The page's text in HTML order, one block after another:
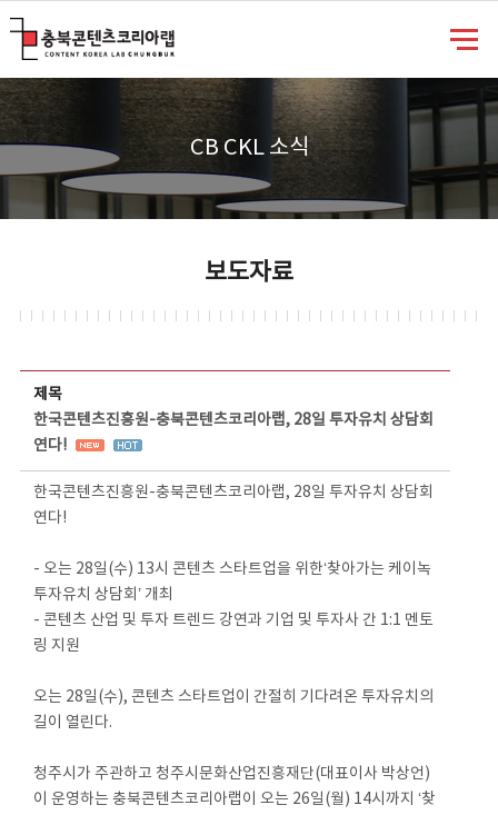
CB CKL 소식
보도자료
제목
한국콘텐츠진흥원-충북콘텐츠코리아랩, 28일 투자유치 상담회
연다!
한국콘텐츠진흥원-충북콘텐츠코리아랩, 28일 투자유치 상담회
연다!
- 오는 28일(수) 13시 콘텐츠 스타트업을 위한‘찾아가는 케이녹
투자유치 상담회’ 개최
- 콘텐츠 산업 및 투자 트렌드 강연과 기업 및 투자사 간 1:1 멘토
링 지원
오는 28일(수), 콘텐츠 스타트업이 간절히 기다려온 투자유치의
길이 열린다.
청주시가 주관하고 청주시문화산업진흥재단(대표이사 박상언)
이 운영하는 충북콘텐츠코리아랩이 오는 26일(월) 14시까지 ‘찾